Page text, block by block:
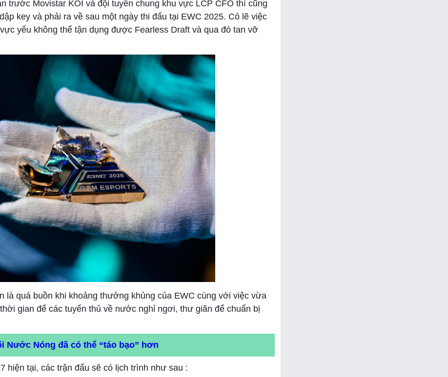
trước Movistar KOI và đội tuyển chung khu vực LCP CFO thì cũng
key và phải ra về sau một ngày thi đấu tại EWC 2025. Có lẽ việc
yếu không thể tận dụng được Fearless Draft và qua đó tan vỡ
là quá buồn khi khoảng thưởng khủng của EWC cùng với việc vừa
gian để các tuyển thủ về nước nghỉ ngơi, thư giãn để chuẩn bị
Nước Nóng đã có thể “táo bạo” hơn
hiện tại, các trận đấu sẽ có lịch trình như sau :